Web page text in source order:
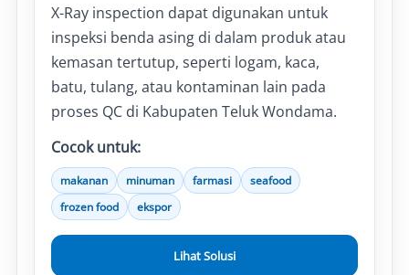
X-Ray inspection dapat digunakan untuk
inspeksi benda asing di dalam produk atau
kemasan tertutup, seperti logam, kaca,
batu, tulang, atau kontaminan lain pada
proses QC di Kabupaten Teluk Wondama.
Cocok untuk:
makanan minuman farmasi
seafood
frozen food
ekspor
Lihat Solusi